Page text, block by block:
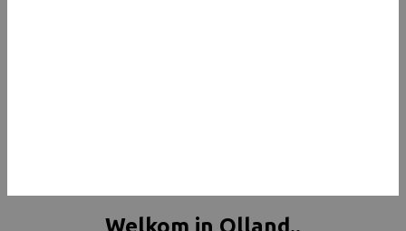
Welkom in Olland..